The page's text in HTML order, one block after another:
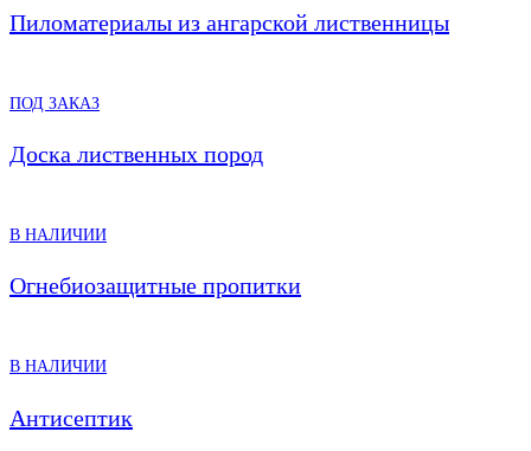
Пиломатериалы из ангарской лиственницы
ПОД ЗАКАЗ
Доска лиственных пород
В НАЛИЧИИ
Огнебиозащитные пропитки
В НАЛИЧИИ
Антисептик